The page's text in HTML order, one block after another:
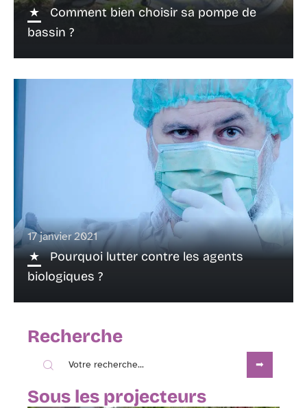
Comment bien choisir sa pompe de
bassin ?
17 janvier 2021
Pourquoi lutter contre les agents
biologiques ?
Recherche
Sous les projecteurs